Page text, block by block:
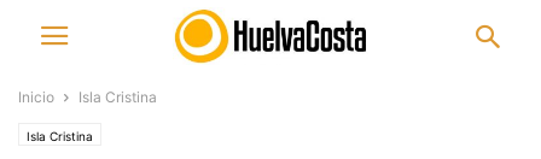
Inicio Isla Cristina
Isla Cristina